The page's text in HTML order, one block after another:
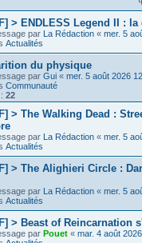
> ENDLESS Legend II :
par La Rédaction « mer. 5
Actualités
du physique
par Gui « mer. 5 août 2026
Communauté
22
> The Walking Dead :
par La Rédaction « mer. 5
Actualités
> The Alighieri Circle :
par La Rédaction « mer. 5
Actualités
> Beast of Reincarnation
par Pouet « mar. 4 août